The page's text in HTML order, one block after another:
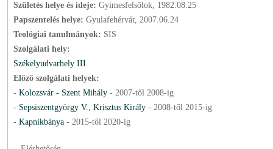
Születés helye és ideje: Gyimesfelsőlok, 1982.08.25
Papszentelés helye: Gyulafehérvár, 2007.06.24
Teológiai tanulmányok: SIS
Szolgálati hely:
Székelyudvarhely III.
Előző szolgálati helyek:
- Kolozsvár - Szent Mihály- 2007-től 2008-ig
- Sepsiszentgyörgy V., Krisztus Király- 2008-től 2015-ig
- Kapnikbánya- 2015-től 2020-ig